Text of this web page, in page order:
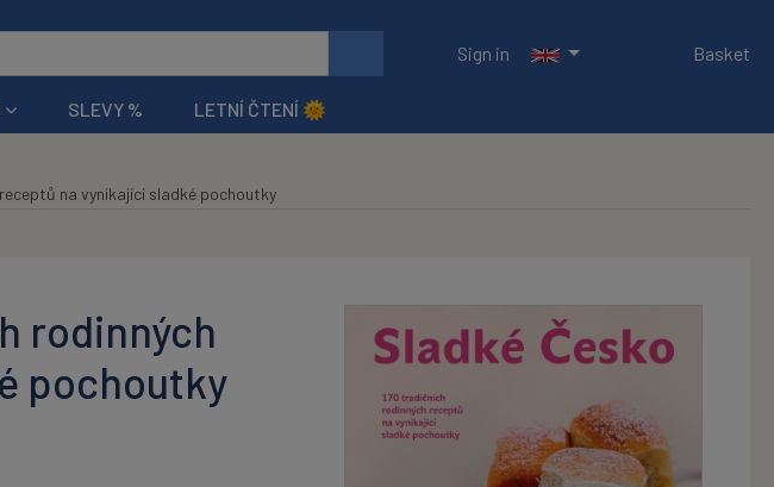
Sign in
Basket
SLEVY % LETNÍ ČTENÍ 🌞
na vynikající sladké pochoutky
rodinných
pochoutky